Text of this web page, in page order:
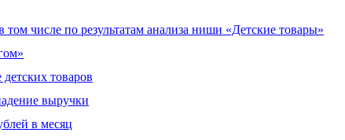
числе по результатам анализа ниши «Детские товары»
товаров
выручки
в месяц